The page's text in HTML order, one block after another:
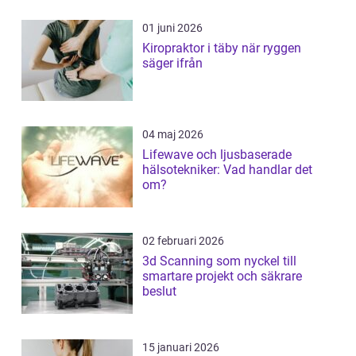
01 juni 2026
Kiropraktor i täby när ryggen
säger ifrån
04 maj 2026
Lifewave och ljusbaserade
hälsotekniker: Vad handlar det
om?
02 februari 2026
3d Scanning som nyckel till
smartare projekt och säkrare
beslut
15 januari 2026